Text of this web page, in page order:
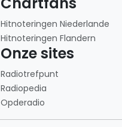
Hitnoteringen Niederlande
Hitnoteringen Flandern
Onze sites
Radiotrefpunt
Radiopedia
Opderadio